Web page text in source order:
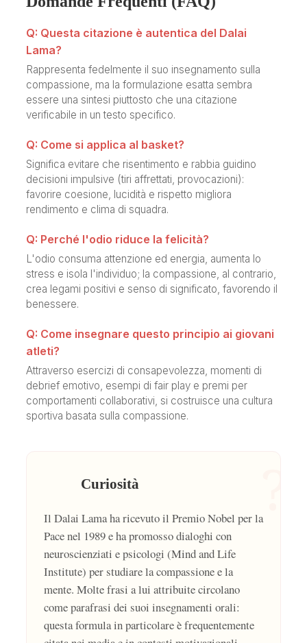
Q: Questa citazione è autentica del Dalai
Lama?
Rappresenta fedelmente il suo insegnamento sulla
compassione, ma la formulazione esatta sembra
essere una sintesi piuttosto che una citazione
verificabile in un testo specifico.
Q: Come si applica al basket?
Significa evitare che risentimento e rabbia guidino
decisioni impulsive (tiri affrettati, provocazioni):
favorire coesione, lucidità e rispetto migliora
rendimento e clima di squadra.
Q: Perché l'odio riduce la felicità?
L'odio consuma attenzione ed energia, aumenta lo
stress e isola l'individuo; la compassione, al contrario,
crea legami positivi e senso di significato, favorendo il
benessere.
Q: Come insegnare questo principio ai giovani
atleti?
Attraverso esercizi di consapevolezza, momenti di
debrief emotivo, esempi di fair play e premi per
comportamenti collaborativi, si costruisce una cultura
sportiva basata sulla compassione.
Curiosità
Il Dalai Lama ha ricevuto il Premio Nobel per la
Pace nel 1989 e ha promosso dialoghi con
neuroscienziati e psicologi (Mind and Life
Institute) per studiare la compassione e la
mente. Molte frasi a lui attribuite circolano
come parafrasi dei suoi insegnamenti orali:
questa formula in particolare è frequentemente